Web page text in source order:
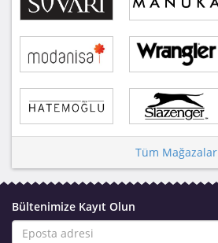
Tüm Mağazalar
Bültenimize Kayıt Olun